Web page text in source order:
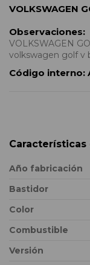
VOLKSWAGEN
Observaciones:
VOLKSWAGEN
volkswagen golf v
Código interno:
Año fabricación
Bastidor
Color
Combustible
Versión